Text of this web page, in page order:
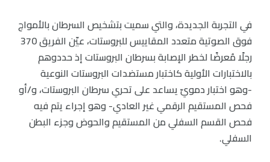
في التجربة الجديدة، والتي سميت بتشخيص السرطان بالأمواج
فوق الصوتية متعدد المقاييس للبروستات، عيّن الفريق 370
رجلًا مُعرضًا لخطر الإصابة بسرطان البروستات إذ حددوهم
بالاختبارات الأولية كاختبار مستضدات البروستات النوعية
-وهو اختبار دمويّ يساعد على تحري سرطان البروستات، و/أو
فحص المستقيم الرقمي غير العادي- وهو إجراء يتم فيه
فحص القسم السفلي من المستقيم والحوض وجزء البطن
السفلي.